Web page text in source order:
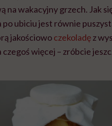
na wakacyjny grzech. Jak
po ubiciu jest równie
jakościowoczekoladęz
więcej – zróbcie